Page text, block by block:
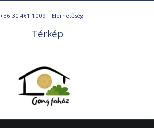
+36 30 461 1009 Elérhetőség
Térkép